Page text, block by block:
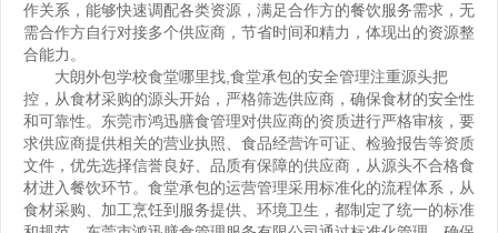
作关系，能够快速调配各类资源，满足合作方的餐饮服务需求，无
需合作方自行对接多个供应商，节省时间和精力，体现出的资源整
合能力。
大朗外包学校食堂哪里找 ,食堂承包的安全管理注重源头把
控，从食材采购的源头开始，严格筛选供应商，确保食材的安全性
和可靠性。东莞市鸿迅膳食管理对供应商的资质进行严格审核，要
求供应商提供相关的营业执照、食品经营许可证、检验报告等资质
文件，优先选择信誉良好、品质有保障的供应商，从源头不合格食
材进入餐饮环节。食堂承包的运营管理采用标准化的流程体系，从
食材采购、加工烹饪到服务提供、环境卫生，都制定了统一的标准